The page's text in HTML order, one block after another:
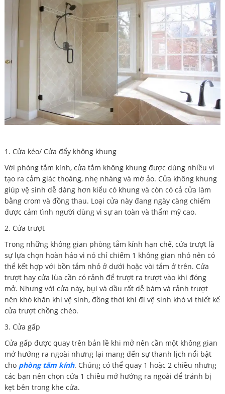
1. Cửa kéo/ Cửa đẩy không khung
Với phòng tắm kính, cửa tắm không khung được dùng nhiều vì
tạo ra cảm giác thoáng, nhẹ nhàng và mờ ảo. Cửa không khung
giúp vệ sinh dễ dàng hơn kiểu có khung và còn có cả cửa làm
bằng crom và đồng thau. Loại cửa này đang ngày càng chiếm
được cảm tình người dùng vì sự an toàn và thẩm mỹ cao.
2. Cửa trượt
Trong những không gian phòng tắm kính hạn chế, cửa trượt là
sự lựa chọn hoàn hảo vì nó chỉ chiếm 1 không gian nhỏ nên có
thể kết hợp với bồn tắm nhỏ ở dưới hoặc vòi tắm ở trên. Cửa
trượt hay cửa lùa cần có rảnh để trượt ra trượt vào khi đóng
mở. Nhưng với cửa này, bụi và dầu rất dễ bám và rảnh trượt
nên khó khăn khi vệ sinh, đồng thời khi đi vệ sinh khó vì thiết kế
cửa trượt chồng chéo.
3. Cửa gấp
Cửa gấp được quay trên bản lề khi mở nên cần một không gian
mở hướng ra ngoài nhưng lại mang đến sự thanh lịch nổi bật
cho phòng tắm kính. Chúng có thể quay 1 hoặc 2 chiều nhưng
các bạn nên chọn cửa 1 chiều mở hướng ra ngoài để tránh bị
kẹt bên trong khe cửa.